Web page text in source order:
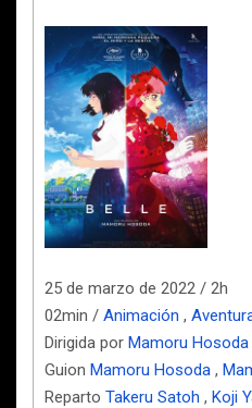
25 de marzo de 2022 / 2h
02min / Animación ,
Dirigida por Mamoru Hosoda
Guion Mamoru Hosoda ,
Reparto Takeru Satoh , Koji